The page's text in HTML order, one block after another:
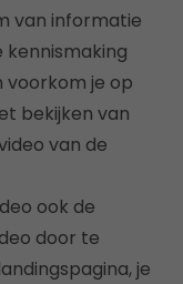
van informatie
kennismaking
voorkom je op
bekijken van
van de
ook de
door te
je